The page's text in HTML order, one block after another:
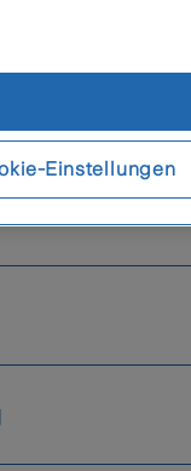
ab:
Einstellungen